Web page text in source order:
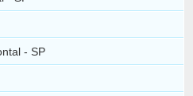
- SP